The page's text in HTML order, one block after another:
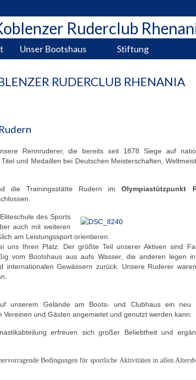
Unser Bootshaus Stiftung
RUDERCLUB RHENANIA
Rennruderer, die bereits seit 1878 Siege auf
und Medaillen bei Deutschen Meisterschaften,
die Trainingsstätte Rudern imOlympiastützpunkt
des Sports
auch mit weiteren
am Leistungssport orientieren.
uns Ihren Platz. Der größte Teil unserer Aktiven sind
vom Bootshaus aus aufs Wasser, die anderen legen
internationalen Gewässern zurück. Unsere Ruderer
unserem Gelände am Boots- und Clubhaus ein neu
und Gästen angemietet und genutzt werden kann.
erfreuen sich großer Beliebtheit und
Bedingungen für sportliche Aktivitäten in allen